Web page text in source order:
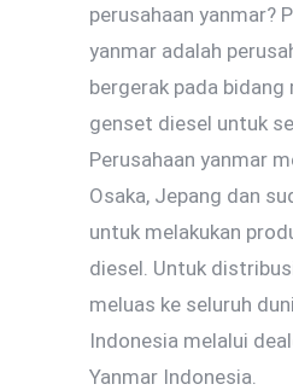
perusahaan yanmar?
yanmar adalah
bergerak pada
genset diesel untuk
Perusahaan yanmar
Osaka, Jepang dan
untuk melakukan
diesel. Untuk
meluas ke seluruh
Indonesia melalui
Yanmar Indonesia.